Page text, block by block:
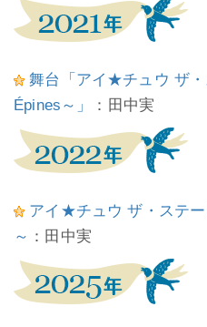
舞台「アイ★チュウ ザ
Épines～」
：田中実
アイ★チュウ ザ・ステ
～ ：田中実